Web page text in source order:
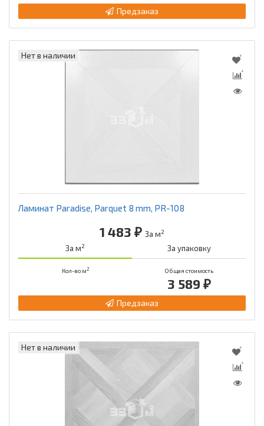
Предзаказ
Нет в наличии
Ламинат Paradise, Parquet 8 mm, PR-108
1 483 ₽ За м2
За м2 За упаковку
Кол-во м2 Общая стоимость
3 589 ₽
Предзаказ
Нет в наличии